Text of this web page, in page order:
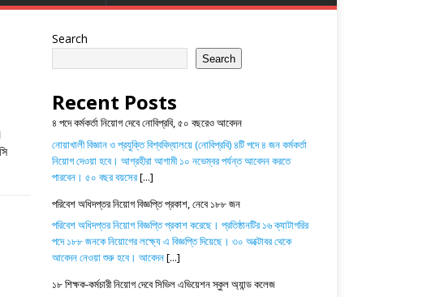
Search
Search
Recent Posts
৪ পদে কর্মকর্তা নিয়োগ দেবে নোবিপ্রবি, ৫০ বছরেও আবেদন
নোয়াখালী বিজ্ঞান ও প্রযুক্তি বিশ্ববিদ্যালয়ে (নোবিপ্রবি) ৪টি পদে ৪ জন কর্মকর্তা
নিয়োগ দেওয়া হবে। আগ্রহীরা আগামী ১০ নভেম্বর পর্যন্ত আবেদন করতে
পারবেন। ৫০ বছর বয়সের[...]
পরিবেশ অধিদপ্তর নিয়োগ বিজ্ঞপ্তি প্রকাশ, নেবে ১৮৮ জন
পরিবেশ অধিদপ্তর নিয়োগ বিজ্ঞপ্তি প্রকাশ করেছে। প্রতিষ্ঠানটির ১৬ ক্যাটাগরির
পদে ১৮৮ জনকে নিয়োগের লক্ষ্যে এ বিজ্ঞপ্তি দিয়েছে। ৩০ অক্টোবর থেকে
আবেদন নেওয়া শুরু হবে। আবেদন[...]
১৮ শিক্ষক-কর্মচারী নিয়োগ দেবে সিভিল এভিয়েশন স্কুল অ্যান্ড কলেজ